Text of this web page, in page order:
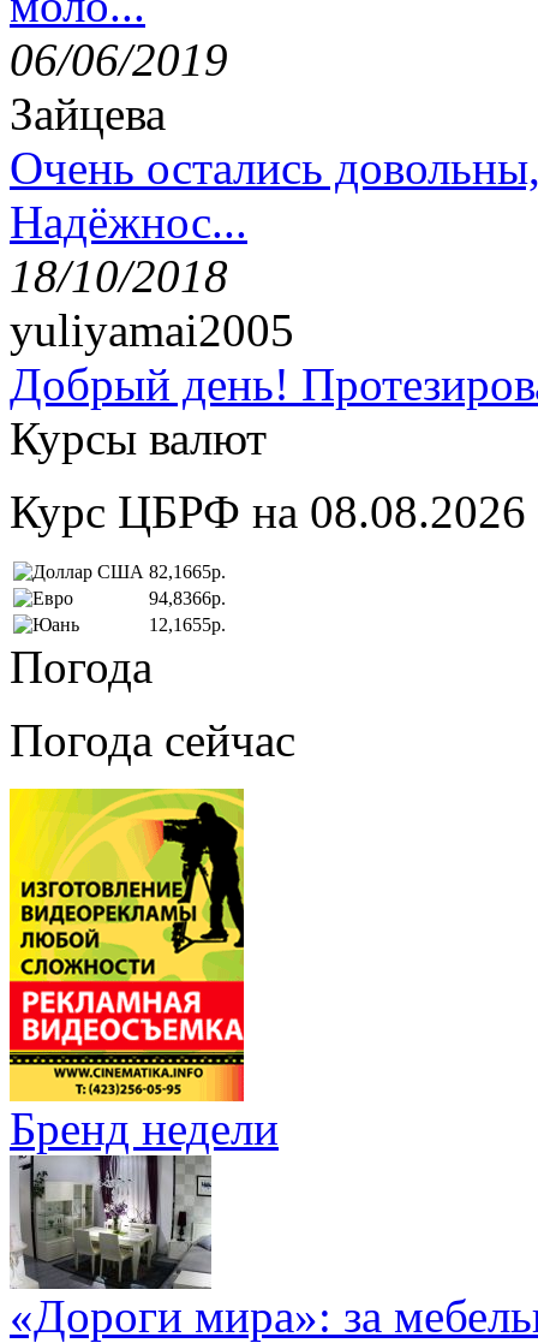
06/06/2019
Зайцева
Очень остались
Надёжнос...
18/10/2018
yuliyamai2005
Добрый день!
Курсы валют
Курс ЦБРФ на 08.08.2026
82,1665р.
94,8366р.
12,1655р.
Погода
Погода сейчас
Бренд недели
«Дороги мира»: за